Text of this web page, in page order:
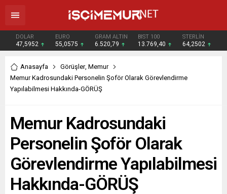
DOLAR
47,5952
EURO
55,0575
GRAM ALTIN
6.520,79
BIST 100
13.769,40
STERLİN
64,2502
Anasayfa Görüşler, Memur
Memur Kadrosundaki Personelin Şoför Olarak Görevlendirme
Yapılabilmesi Hakkında-GÖRÜŞ
Memur Kadrosundaki
Personelin Şoför Olarak
Görevlendirme Yapılabilmesi
Hakkında-GÖRÜŞ